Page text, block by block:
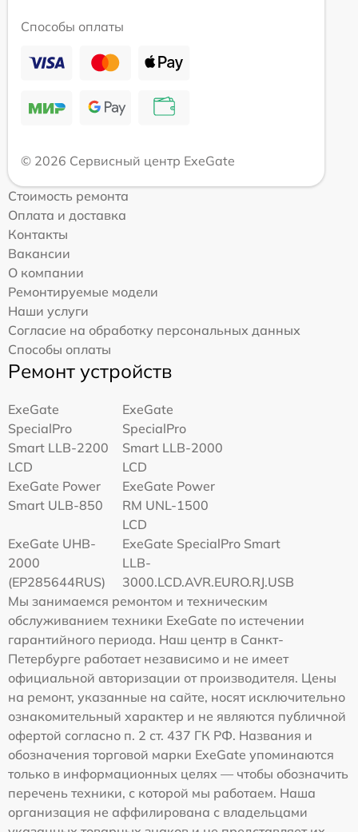
Способы оплаты
© 2026 Сервисный центр ExeGate
Стоимость ремонта
Оплата и доставка
Контакты
Вакансии
О компании
Ремонтируемые модели
Наши услуги
Согласие на обработку персональных данных
Способы оплаты
Ремонт устройств
ExeGate
SpecialPro
Smart LLB-2200
LCD
ExeGate
SpecialPro
Smart LLB-2000
LCD
ExeGate Power
Smart ULB-850
ExeGate Power
RM UNL-1500
LCD
ExeGate UHB-
2000
(EP285644RUS)
ExeGate SpecialPro Smart
LLB-
3000.LCD.AVR.EURO.RJ.USB
Мы занимаемся ремонтом и техническим
обслуживанием техники ExeGate по истечении
гарантийного периода. Наш центр в Санкт-
Петербурге работает независимо и не имеет
официальной авторизации от производителя. Цены
на ремонт, указанные на сайте, носят исключительно
ознакомительный характер и не являются публичной
офертой согласно п. 2 ст. 437 ГК РФ. Названия и
обозначения торговой марки ExeGate упоминаются
только в информационных целях — чтобы обозначить
перечень техники, с которой мы работаем. Наша
организация не аффилирована с владельцами